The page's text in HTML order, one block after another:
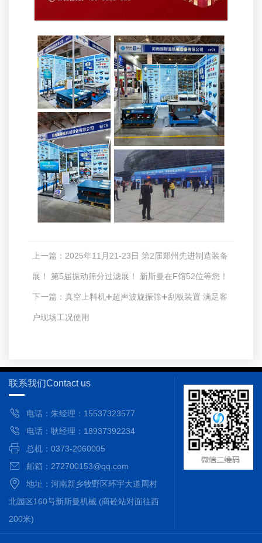
上一篇： 2025年11月21-23日 第2届郑州先进制造装备
展！ 第5届振动筛分过滤展！ 新斯曼在F馆52位等您！
下一篇：真空上料机➕超声波旋振筛➕刮板装置 ​满足客
户现场工况使用
联系我们Contact us
电话：朱经理：15537323577
电话：耿经理：18937392234
总机：0373-2060005
邮箱：272700153@qq.com
地址：河南新乡牧野区环宇大道周村
北园区160号新斯曼机械 (商砼站对面往西
200米)